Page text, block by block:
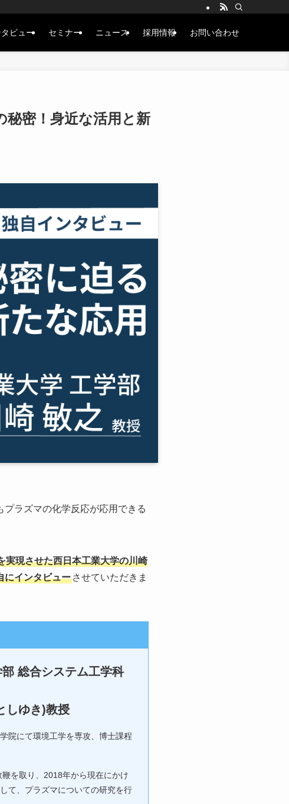
ビュー セミナー ニュース 採用情報 お問い合わせ
秘密！身近な活用と新
ラズマの化学反応が応用できる
実現させた西日本工業大学の川崎
にインタビュー させていただきま
総合システム工学科
しゆき)教授
院にて環境工学を専攻、博士課程
を取り、2018年から現在にかけ
て、プラズマについての研究を行